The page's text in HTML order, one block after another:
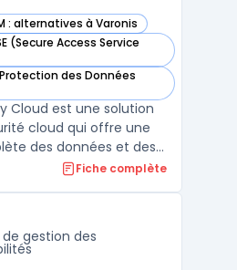
: alternatives à Varonis
Cloud dans cette catégorie
(Secure Access Service
Cloud dans cette catégorie
des Données
Cloud dans cette catégorie
Cloud est une solution
cloud qui offre une
des données et des
les environnements
et de sécuriser
et ...
Fiche complète
gestion des